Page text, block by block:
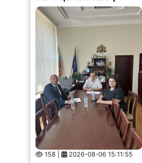
158 | 2026-08-06 15:11:55